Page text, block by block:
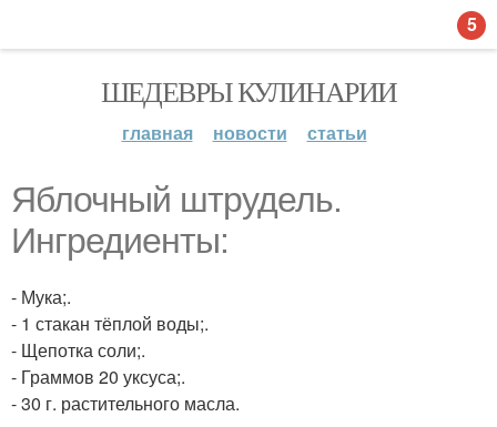
ШЕДЕВРЫ КУЛИНАРИИ
главная новости статьи
Яблочный штрудель.
Ингредиенты:
- Мука;.
- 1 стакан тёплой воды;.
- Щепотка соли;.
- Граммов 20 уксуса;.
- 30 г. растительного масла.
5